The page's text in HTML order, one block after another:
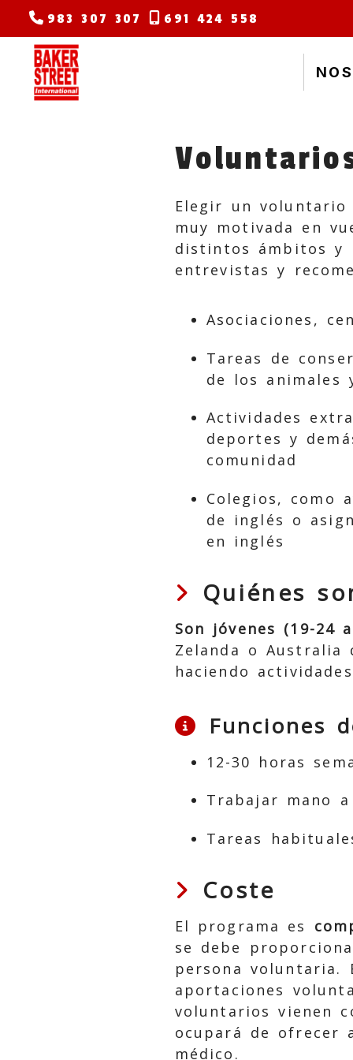
983 307 307 691 424 558
Elegir un
muy motivada en
distintos ámbitos y
entrevistas y
Asociaciones,
Tareas de
de los animales
Actividades
deportes y
comunidad
Colegios, como
de inglés o
en inglés
Quiénes
Son jóvenes (19-24
Zelanda o Australia
haciendo
Funciones
12-30 horas
Trabajar mano
Tareas
Coste
El programa es
se debe
persona voluntaria.
aportaciones
voluntarios vienen
ocupará de ofrecer
médico.